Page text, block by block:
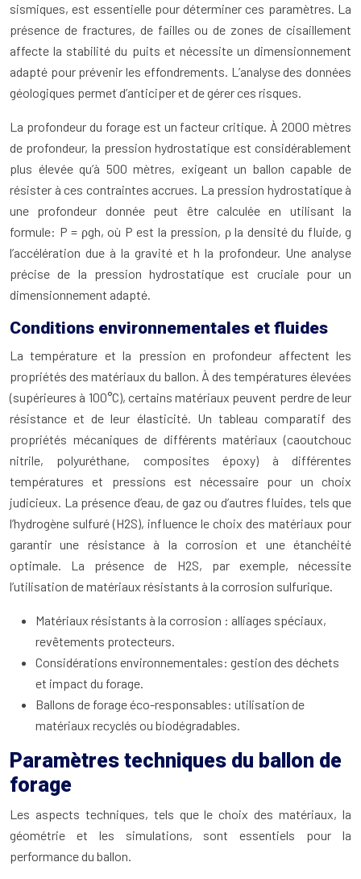
sismiques, est essentielle pour déterminer ces paramètres. La
présence de fractures, de failles ou de zones de cisaillement
affecte la stabilité du puits et nécessite un dimensionnement
adapté pour prévenir les effondrements. L’analyse des données
géologiques permet d’anticiper et de gérer ces risques.
La profondeur du forage est un facteur critique. À 2000 mètres
de profondeur, la pression hydrostatique est considérablement
plus élevée qu’à 500 mètres, exigeant un ballon capable de
résister à ces contraintes accrues. La pression hydrostatique à
une profondeur donnée peut être calculée en utilisant la
formule: P = ρgh, où P est la pression, ρ la densité du fluide, g
l’accélération due à la gravité et h la profondeur. Une analyse
précise de la pression hydrostatique est cruciale pour un
dimensionnement adapté.
Conditions environnementales et fluides
La température et la pression en profondeur affectent les
propriétés des matériaux du ballon. À des températures élevées
(supérieures à 100°C), certains matériaux peuvent perdre de leur
résistance et de leur élasticité. Un tableau comparatif des
propriétés mécaniques de différents matériaux (caoutchouc
nitrile, polyuréthane, composites époxy) à différentes
températures et pressions est nécessaire pour un choix
judicieux. La présence d’eau, de gaz ou d’autres fluides, tels que
l’hydrogène sulfuré (H2S), influence le choix des matériaux pour
garantir une résistance à la corrosion et une étanchéité
optimale. La présence de H2S, par exemple, nécessite
l’utilisation de matériaux résistants à la corrosion sulfurique.
Matériaux résistants à la corrosion : alliages spéciaux,
revêtements protecteurs.
Considérations environnementales: gestion des déchets
et impact du forage.
Ballons de forage éco-responsables: utilisation de
matériaux recyclés ou biodégradables.
Paramètres techniques du ballon de
forage
Les aspects techniques, tels que le choix des matériaux, la
géométrie et les simulations, sont essentiels pour la
performance du ballon.